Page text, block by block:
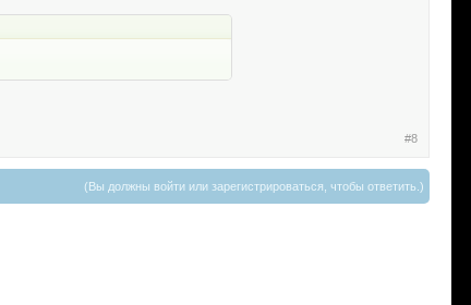
#8
(Вы должны войти или зарегистрироваться, чтобы ответить.)